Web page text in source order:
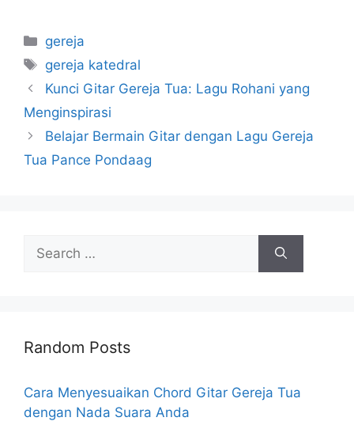
Categories
gereja
Tags
gereja katedral
Kunci Gitar Gereja Tua: Lagu Rohani yang
Menginspirasi
Belajar Bermain Gitar dengan Lagu Gereja
Tua Pance Pondaag
Search
for:
Random Posts
Cara Menyesuaikan Chord Gitar Gereja Tua
dengan Nada Suara Anda